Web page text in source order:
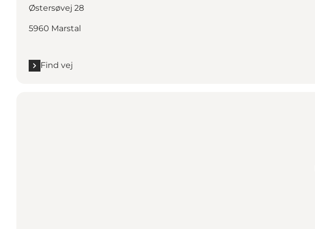
Østersøvej 28
5960 Marstal
Find vej